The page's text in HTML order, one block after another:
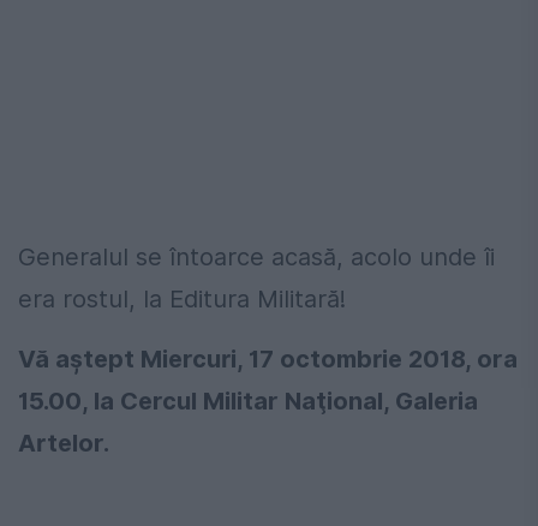
Generalul se întoarce acasă, acolo unde îi
era rostul, la Editura Militară!
Vă aștept Miercuri, 17 octombrie 2018, ora
15.00, la Cercul Militar Naţional, Galeria
Artelor.